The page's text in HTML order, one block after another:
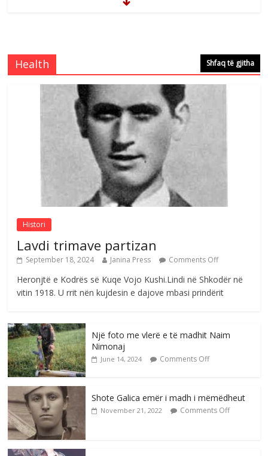
e invalidëve në Fushë Kosovë
Comments Off
Çlirimtari Agron Gërvalla me takime pune
në atdhe të shoqerisë Levizja
August 3, 2026 Comments Off
Postim me vlera nga artistja e mirëfilltë
Mimoza Gjoni
August 6, 2026 Comments Off
Health Shfaq të gjitha
Histori
Lavdi trimave partizan
September 18, 2024 Janina Press Comments Off
Heronjtë e Kodrës së Kuqe Vojo Kushi.Lindi në Shkodër në
vitin 1918. U rrit nën kujdesin e dajove mbasi prindërit
Një foto me vlerë e të madhit Naim
Nimonaj
June 14, 2024 Comments Off
Shote Galica emër i madh i mëmëdheut
November 21, 2022 Comments Off